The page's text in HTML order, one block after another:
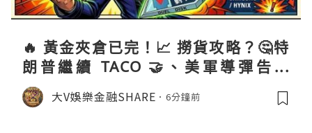
🔥 黃金夾倉已完！📈 撈貨攻略？🤔特
朗普繼續 TACO 🤝、美軍導彈告急
🚨？美股 AI 斷層洗倉 📉、三星海力士
先崩為敬 💥！
大V娛樂金融SHARE 6分鐘前